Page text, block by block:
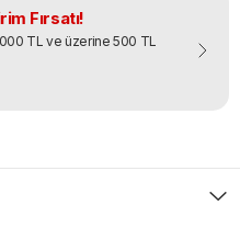
Fırsatı!
TL ve üzerine 500 TL